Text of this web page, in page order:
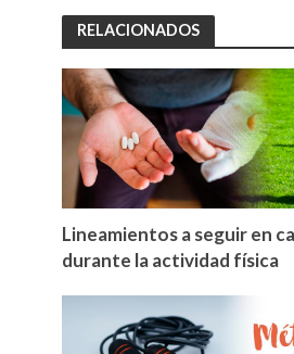
RELACIONADOS
Lineamientos a seguir en
durante la actividad física